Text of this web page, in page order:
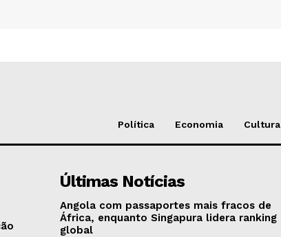
Política Economia Cultura
Últimas Notícias
Angola com passaportes mais fracos de
África, enquanto Singapura lidera ranking
global